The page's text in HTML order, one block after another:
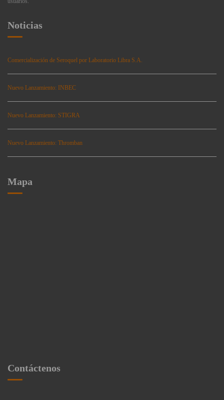
Noticias
Comercialización de Seroquel por Laboratorio Libra S.A.
Nuevo Lanzamiento: INBEC
Nuevo Lanzamiento: STIGRA
Nuevo Lanzamiento: Thromban
Mapa
Contáctenos